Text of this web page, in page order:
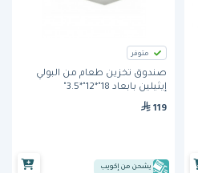
متوفر
صندوق تخزين طعام من البولي
إيثيلين بابعاد 18"*12"*3.5"
119
يشحن من إكويب